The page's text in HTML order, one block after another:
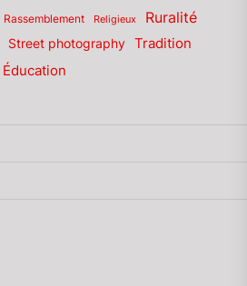
Rassemblement Religieux Ruralité
Street photography Tradition
Éducation